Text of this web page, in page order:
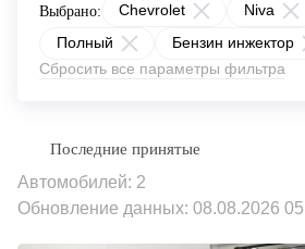
Выбрано: Chevrolet Niva
Полный
Бензин инжектор
Сбросить все параметры фильтра
Автомобилей: 2
Обновление данных: 08.08.2026